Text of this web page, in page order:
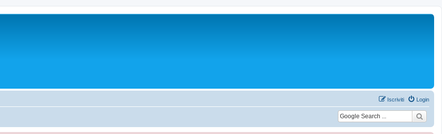
Login
Iscriviti